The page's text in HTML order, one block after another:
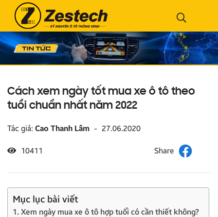
Cách xem ngày tốt mua xe ô tô theo
tuổi chuẩn nhất năm 2022
Tác giả: Cao Thanh Lâm - 27.06.2020
10411
Mục lục bài viết
1. Xem ngày mua xe ô tô hợp tuổi có cần thiết không?